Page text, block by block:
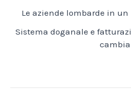
Le aziende lombarde in
Sistema doganale e
cambia